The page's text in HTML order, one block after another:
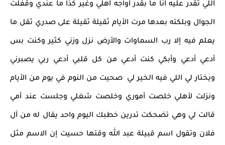
اللي تقدر عليه أنا ما بقدر أواجه أهلي وغير كذا ما عندي وقفلت
الجوال وبلكته بعدها مرت الأيام ثقيلة ثقيلة على صدري ثقل ما
يعلم فيه إلا رب السماوات والأرض نزل وزني كثير وكنت بس
أدعي أدعي وأبكي كنت أدعي من كل قلبي أدعي ربي يصبرني
ويختار لي اللي فيه الخير لي صحيت من النوم في يوم من الأيام
ونزلت لأهلي خلصت أموري وخلصت شغلي وجلست عند أمي
قالت لي وهي تضحكت تدرين خطبك اليوم واحد يقال له من آل
فلان وتقول اسم قبيلة عبد الله وقتها حسيت إن الاسم مثل